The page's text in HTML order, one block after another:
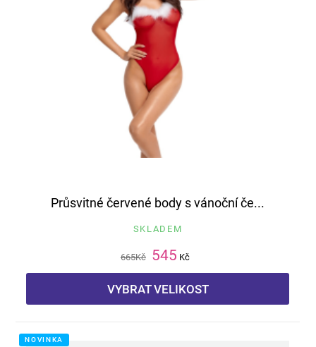
Průsvitné červené body s vánoční če...
SKLADEM
665Kč 545 Kč
VYBRAT VELIKOST
NOVINKA